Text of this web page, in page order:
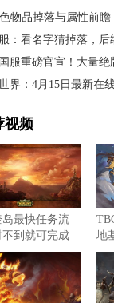
物品掉落与属性前
：看名字猜掉落，后续
服重磅官宣！大量绝版
界：4月15日最新在
视频
最快任务流
到就可完成
地